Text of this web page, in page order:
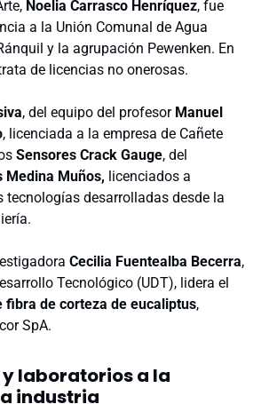
Noelia Carrasco Henríquez, fue
a la Unión Comunal de Agua
y la agrupación Pewenken. En
de licencias no onerosas.
, del equipo del profesor Manuel
, licenciada a la empresa de Cañete
Sensores Crack Gauge, del
Medina Muños, licenciados a
tecnologías desarrolladas desde la
Cecilia Fuentealba Becerra,
Tecnológico (UDT), lidera el
fibra de corteza de eucaliptus,
SpA.
y laboratorios a la
industria